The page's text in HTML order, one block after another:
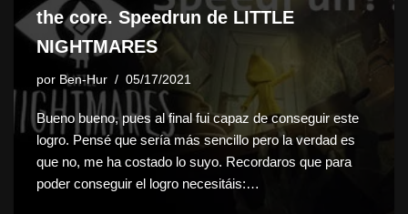
the core. Speedrun de LITTLE
NIGHTMARES
por Ben-Hur 05/17/2021
Bueno bueno, pues al final fui capaz de conseguir este
logro. Pensé que sería más sencillo pero la verdad es
que no, me ha costado lo suyo. Recordaros que para
poder conseguir el logro necesitáis:…